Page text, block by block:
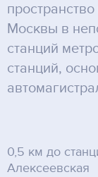
Москвы в
станций
станций,
0,5 км до
Алексеевская